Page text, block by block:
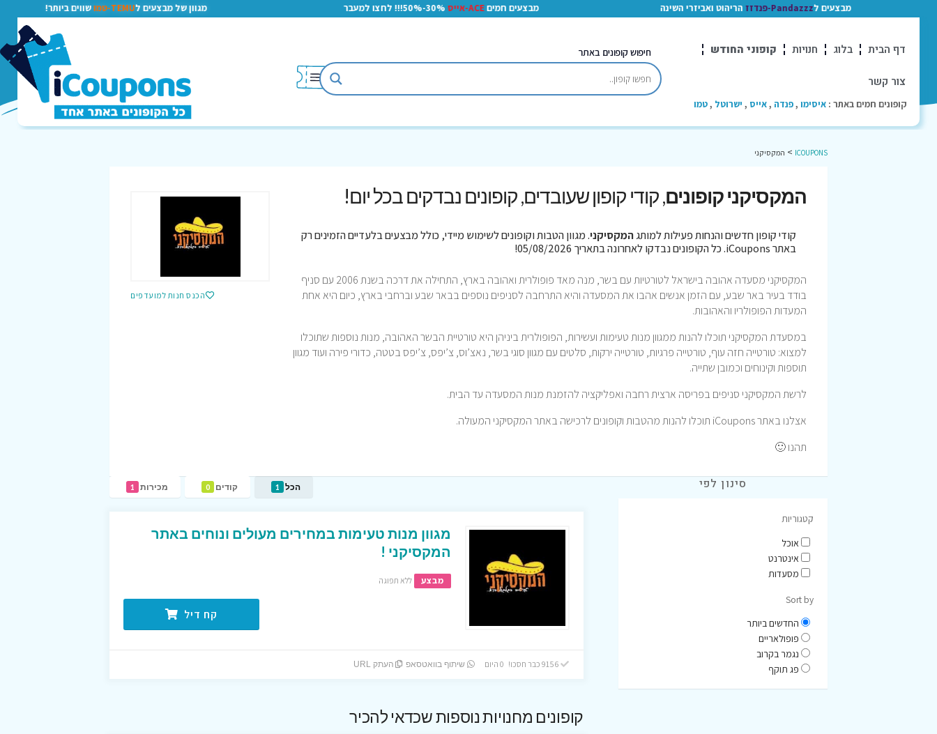
מבצעים לPandazzz-פנדזז הריהוט ואביזרי השינה מבצעים חמיםACE-אייס 30%-50%!!! לחצו למעבר מגוון של מבצעים לTEMU-טמו שווים ביותר!
דף הבית בלוג חנויות קופוני החודש
צור קשר
קופונים חמים באתר : איסימו ,פנדה ,אייס , ישרוטל ,טמו
חיפוש קופונים באתר
ICOUPONS
> המקסיקני
הכנס חנות למועדפים
המקסיקני קופונים, קודי קופון שעובדים, קופונים נבדקים בכל יום!
קודי קופון חדשים והנחות פעילות למותגהמקסיקני. מגוון הטבות וקופונים לשימוש מיידי, כולל מבצעים בלעדיים הזמינים רק
באתר iCoupons. כל הקופונים נבדקו לאחרונה בתאריך 05/08/2026!
המקסיקני מסעדה אהובה בישראל לטורטיות עם בשר, מנה מאד פופולרית ואהובה בארץ, התחילה את דרכה בשנת 2006 עם סניף
בודד בעיר באר שבע, עם הזמן אנשים אהבו את המסעדה והיא התרחבה לסניפים נוספים בבאר שבע וברחבי בארץ, כיום היא אחת
המעדות הפופולריו והאהובות.
במסעדת המקסיקני תוכלו להנות ממגוון מנות טעימות ועשירות, הפופולרית ביניהן היא טורטיית הבשר האהובה, מנות נוספות שתוכלו
למצוא: טורטייה חזה עוף, טורטייה פרגיות, טורטייה ירקות, סלטים עם מגוון סוגי בשר, נאצ’וס, צ’יפס, צ’יפס בטטה, כדורי פירה ועוד מגוון
תוספות וקינוחים וכמובן שתייה.
לרשת המקסיקני סניפים בפריסה ארצית רחבה ואפליקציה להזמנת מנות המסעדה עד הבית.
אצלנו באתר iCoupons תוכלו להנות מהטבות וקופונים לרכישה באתר המקסיקני המעולה.
תהנו 🙂
הכל 1 קודים 0 מכירות 1
מגוון מנות טעימות במחירים מעולים ונוחים באתר
המקסיקני !
מבצע ללא תפוגה
קח דיל
9156 כבר חסכו! 0 היום שיתוף בוואטסאפ העתק URL
קופונים מחנויות נוספות שכדאי להכיר
סינון לפי
קטגוריות
אוכל
אינטרנט
מסעדות
Sort by
החדשים ביותר
פופולאריים
נגמר בקרוב
פג תוקף